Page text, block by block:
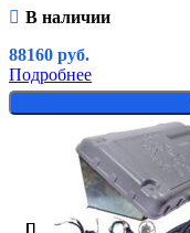
В наличии
88160 руб.
Подробнее